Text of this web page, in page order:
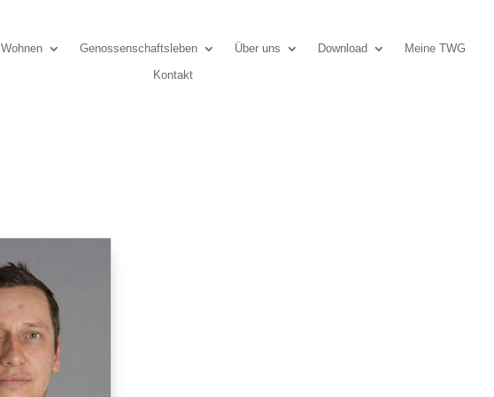
Wohnen Genossenschaftsleben Über uns Download Meine TWG
Kontakt